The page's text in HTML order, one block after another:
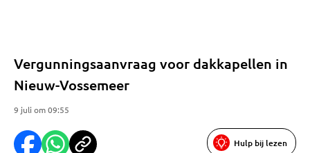
Vergunningsaanvraag voor dakkapellen in
Nieuw-Vossemeer
9 juli om 09:55
Hulp bij lezen